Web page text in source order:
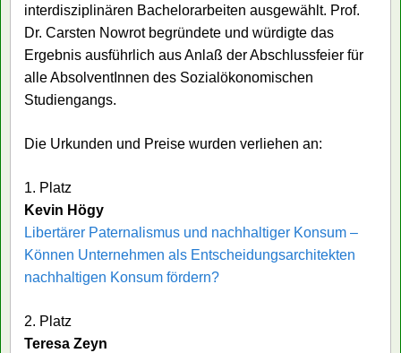
interdisziplinären Bachelorarbeiten ausgewählt. Prof.
Dr. Carsten Nowrot begründete und würdigte das
Ergebnis ausführlich aus Anlaß der Abschlussfeier für
alle AbsolventInnen des Sozialökonomischen
Studiengangs.
Die Urkunden und Preise wurden verliehen an:
1. Platz
Kevin Högy
Libertärer Paternalismus und nachhaltiger Konsum –
Können Unternehmen als Entscheidungsarchitekten
nachhaltigen Konsum fördern?
2. Platz
Teresa Zeyn